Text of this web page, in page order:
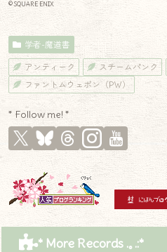
© SQUARE ENIX
学者-魔道書
アンティーク スチームパンク
ファントムウェポン（PW）
* Follow me! *
* More Records .｡.:*